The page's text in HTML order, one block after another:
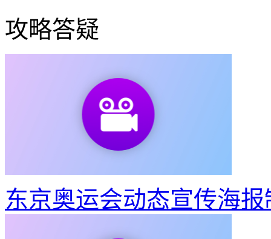
攻略答疑
东京奥运会动态宣传海